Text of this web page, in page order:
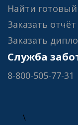
Найти
Заказать
Заказать
Служба
8-800-505-77-31
\